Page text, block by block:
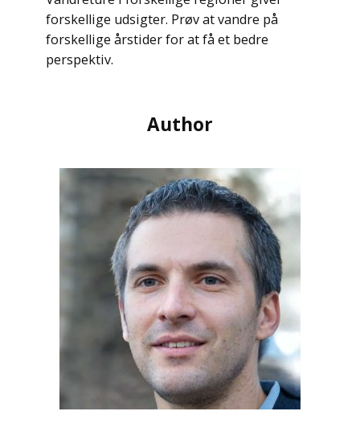
forskellige udsigter. Prøv at vandre på
forskellige årstider for at få et bedre
perspektiv.
Author